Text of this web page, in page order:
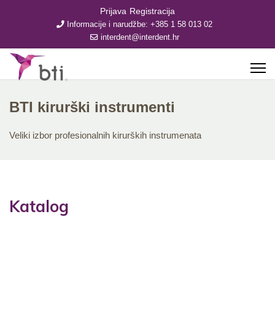
Prijava Registracija
Informacije i narudžbe: +385 1 58 013 02
interdent@interdent.hr
BTI kirurški instrumenti
Veliki izbor profesionalnih kirurških instrumenata
Katalog